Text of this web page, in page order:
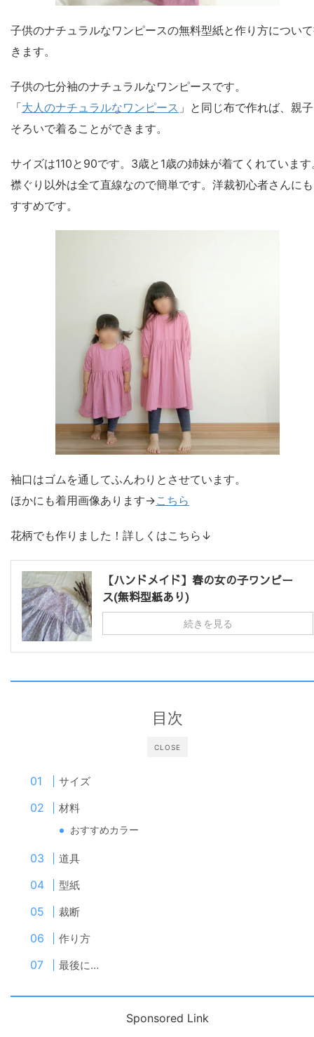
子供のナチュラルなワンピースの無料型紙と作り方につい
きます。
子供の七分袖のナチュラルなワンピースです。
「大人のナチュラルなワンピース 」と同じ布で作れば、親
そろいで着ることができます。
サイズは110と90です。3歳と1歳の姉妹が着てくれています
襟ぐり以外は全て直線なので簡単です。洋裁初心者さんに
すすめです。
袖口はゴムを通してふんわりとさせています。
ほかにも着用画像あります→こちら
花柄でも作りました！詳しくはこちら↓
【ハンドメイド】春の女の子ワンピー
ス(無料型紙あり)
続きを見る
CLOSE
目次
サイズ
材料
おすすめカラー
道具
型紙
裁断
作り方
最後に…
Sponsored Link